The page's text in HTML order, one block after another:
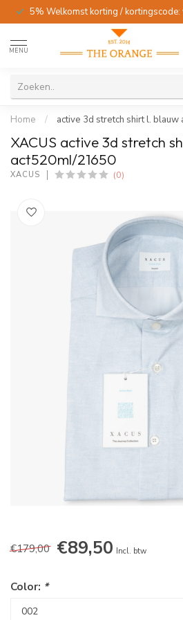
5% Welkomst korting /
MENU
Home / active 3d stretch shirt l.
XACUS active 3d stretch
act520ml/21650
XACUS (0)
€179,00 €89,50 Incl. btw
Color: *